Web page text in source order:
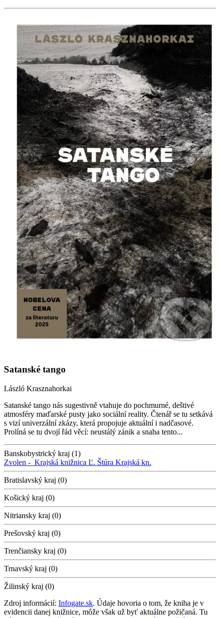
Satanské tango
László Krasznahorkai
Satanské tango nás sugestivně vtahuje do pochmurné, deštivé
atmosféry maďarské pusty jako sociální reality. Čtenář se tu setkává
s vizí univerzální zkázy, která propojuje aktuální i nadčasové.
Prolíná se tu dvojí řád věcí: neustálý zánik a snaha tento...
Banskobystrický kraj (1)
Zvolen - Krajská knižnica Ľ. Štúra Krajská kn.
Bratislavský kraj (0)
Košický kraj (0)
Nitriansky kraj (0)
Prešovský kraj (0)
Trenčiansky kraj (0)
Trnavský kraj (0)
Žilinský kraj (0)
Zdroj informácií: Infogate.sk. Údaje hovoria o tom, že kniha je v
evidencii danej knižnice, môže však už byť aktuálne požičaná. Tu